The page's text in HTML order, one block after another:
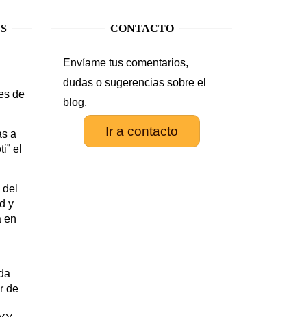
de
a
el
y
en
de
CONTACTO
Envíame tus comentarios,
dudas o sugerencias sobre el
blog.
Ir a contacto